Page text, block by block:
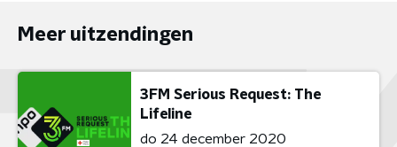
Meer uitzendingen
3FM Serious Request: The
Lifeline
do 24 december 2020